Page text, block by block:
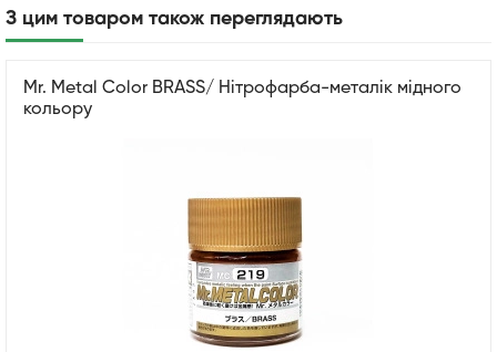
З цим товаром також переглядають
Mr. Metal Color BRASS/ Нітрофарба-металік мідного
кольору